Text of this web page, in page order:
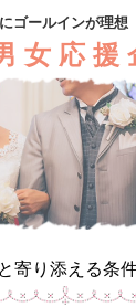
ゴールインが理想
女 応 援
寄り添える条